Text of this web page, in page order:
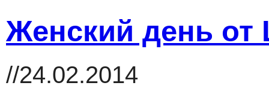
Женский день от
//24.02.2014